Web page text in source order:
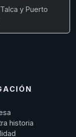
y Puerto
historia